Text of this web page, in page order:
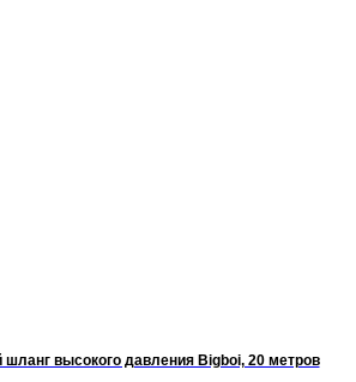
высокого давления Bigboi, 20 метров